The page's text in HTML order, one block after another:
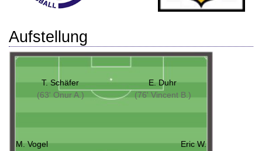
Aufstellung
T. Schäfer
(63' Onur A.)
E. Duhr
(76' Vincent B.)
M. Vogel
Eric W.